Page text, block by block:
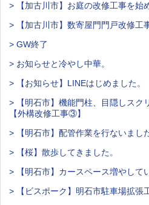
> 【加古川市】お庭の改修工事を始
> 【加古川市】数寄屋門門戸改修工
> GW終了
> お知らせと冷やし中華。
> 【お知らせ】LINEはじめました。
> 【明石市】機能門柱、目隠しスク
【外構改修工事③】
> 【明石市】配管作業を行ないまし
> 【桜】散歩してきました。
> 【明石市】カースペース増やして
> 【ビスポーク】明石市駐車場拡張